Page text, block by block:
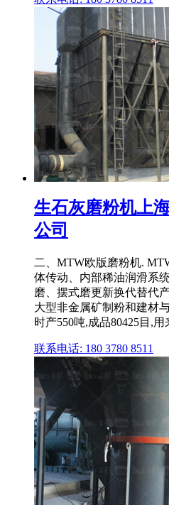
生石灰磨粉机上
公司
二、MTW欧版磨粉机.
体传动、内部稀油润滑系
磨、摆式磨更新换代替代
大型非金属矿制粉和建材
时产550吨,成品80425目,
联系电话: 180 3780 8511